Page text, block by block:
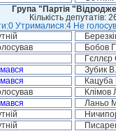
Група "Партія
Кількість депутатів:
Утрималися:4 Не
Бобов
Гєллєр
Зубик
Клімов
Ланьо